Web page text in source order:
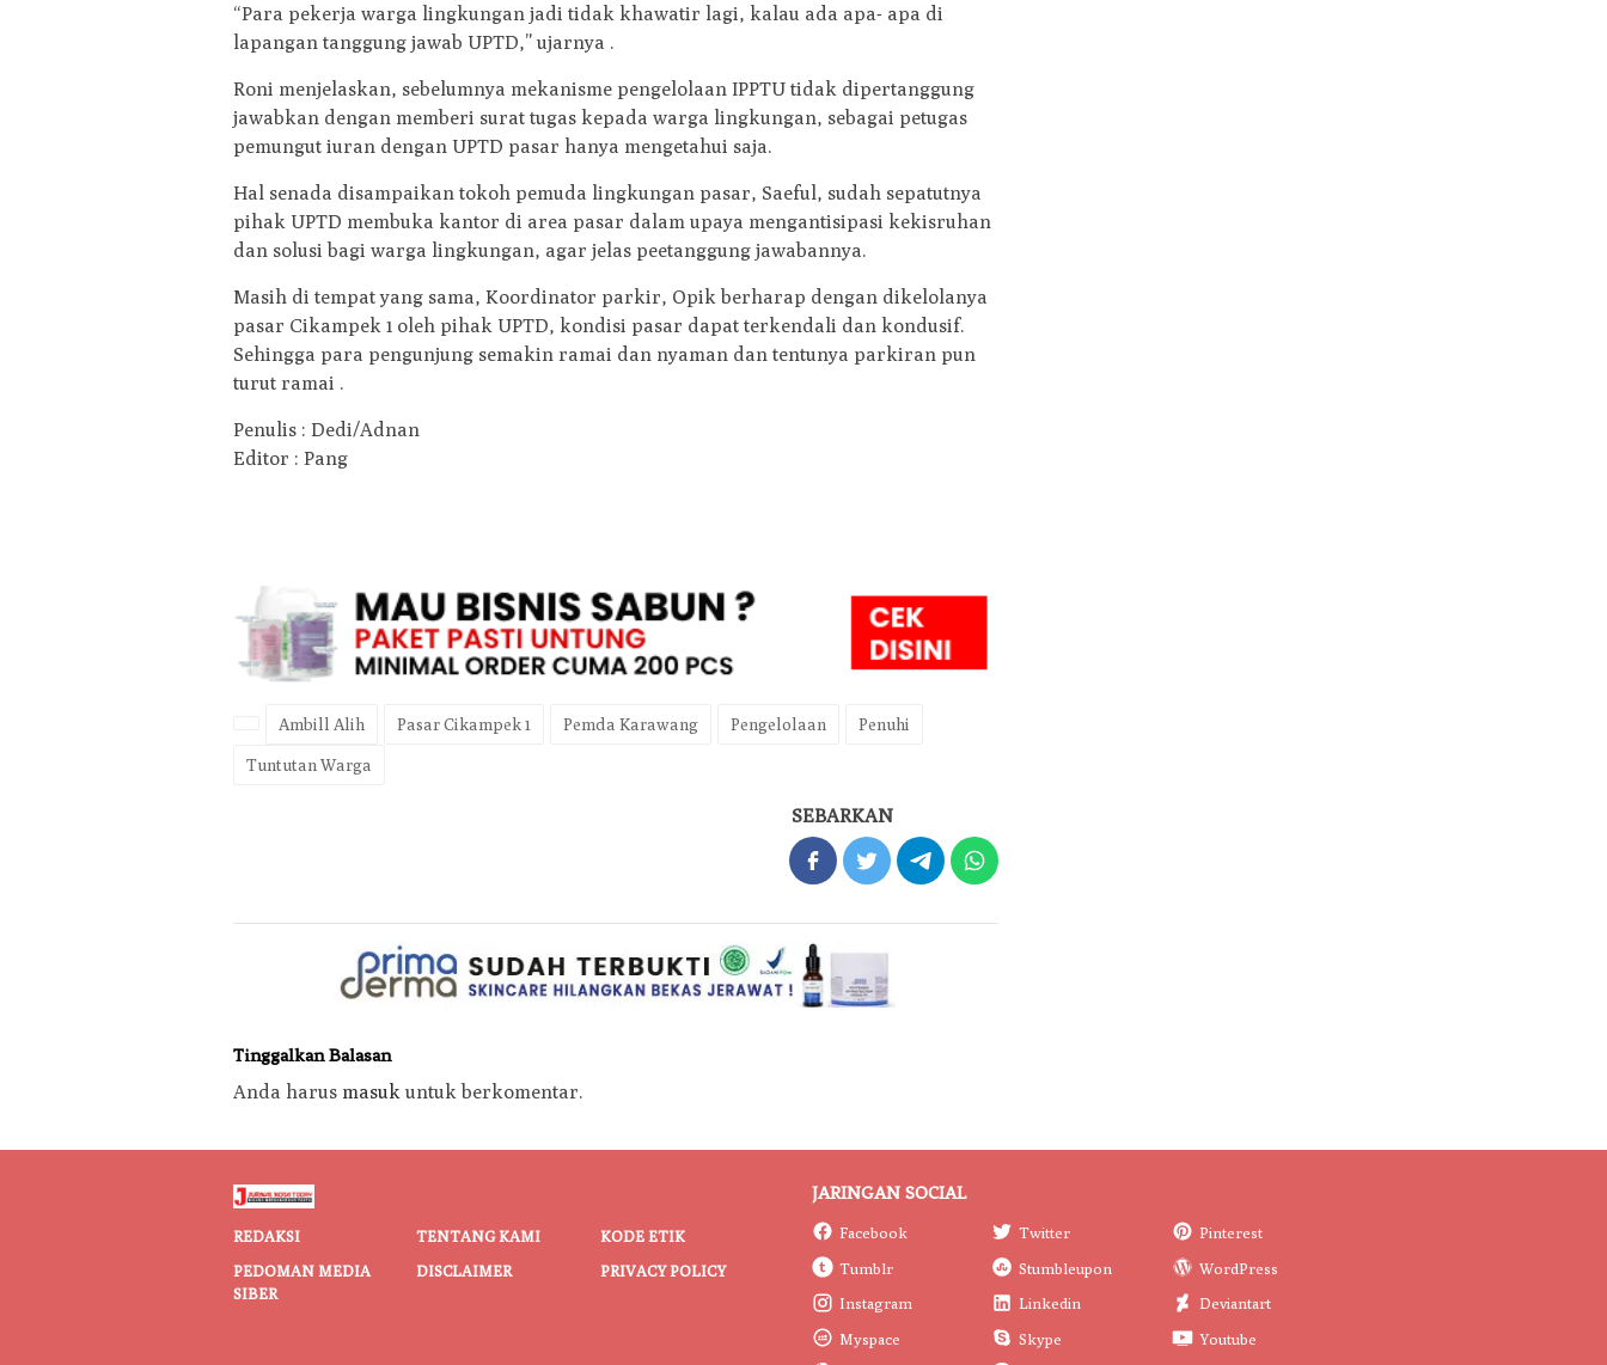
“Para pekerja warga lingkungan jadi tidak khawatir lagi, kalau ada apa- apa di
lapangan tanggung jawab UPTD,” ujarnya .
Roni menjelaskan, sebelumnya mekanisme pengelolaan IPPTU tidak dipertanggung
jawabkan dengan memberi surat tugas kepada warga lingkungan, sebagai petugas
pemungut iuran dengan UPTD pasar hanya mengetahui saja.
Hal senada disampaikan tokoh pemuda lingkungan pasar, Saeful, sudah sepatutnya
pihak UPTD membuka kantor di area pasar dalam upaya mengantisipasi kekisruhan
dan solusi bagi warga lingkungan, agar jelas peetanggung jawabannya.
Masih di tempat yang sama, Koordinator parkir, Opik berharap dengan dikelolanya
pasar Cikampek 1 oleh pihak UPTD, kondisi pasar dapat terkendali dan kondusif.
Sehingga para pengunjung semakin ramai dan nyaman dan tentunya parkiran pun
turut ramai .
Penulis : Dedi/Adnan
Editor : Pang
Ambill Alih Pasar Cikampek 1 Pemda Karawang Pengelolaan Penuhi
Tuntutan Warga
SEBARKAN
Tinggalkan Balasan
Anda harus masuk untuk berkomentar.
REDAKSI TENTANG KAMI
KODE ETIK
PEDOMAN MEDIA
SIBER
DISCLAIMER PRIVACY POLICY
JARINGAN SOCIAL
Facebook Twitter
Pinterest
Tumblr
Stumbleupon
WordPress
Instagram
Linkedin
Deviantart
Myspace
Skype
Youtube